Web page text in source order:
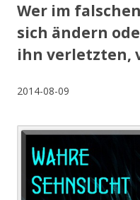
Wer im
sich ändern
ihn verletzten,
2014-08-09